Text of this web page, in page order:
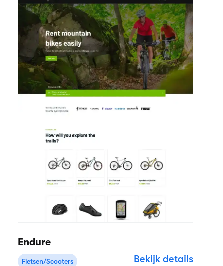
Endure
Fietsen/Scooters Bekijk details